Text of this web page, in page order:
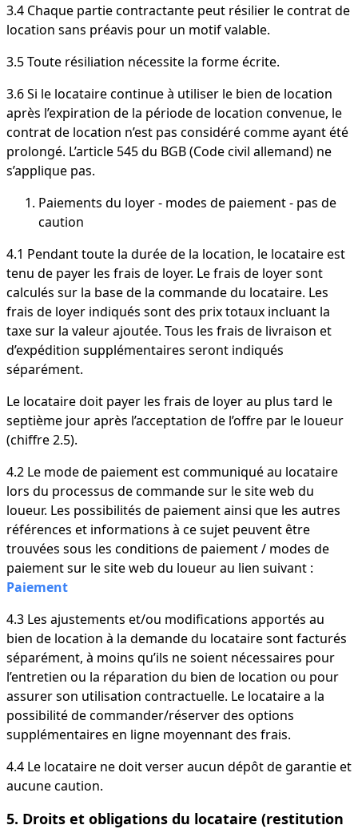
3.4 Chaque partie contractante peut résilier le contrat de
location sans préavis pour un motif valable.
3.5 Toute résiliation nécessite la forme écrite.
3.6 Si le locataire continue à utiliser le bien de location
après l’expiration de la période de location convenue, le
contrat de location n’est pas considéré comme ayant été
prolongé. L’article 545 du BGB (Code civil allemand) ne
s’applique pas.
Paiements du loyer - modes de paiement - pas de
caution
4.1 Pendant toute la durée de la location, le locataire est
tenu de payer les frais de loyer. Le frais de loyer sont
calculés sur la base de la commande du locataire. Les
frais de loyer indiqués sont des prix totaux incluant la
taxe sur la valeur ajoutée. Tous les frais de livraison et
d’expédition supplémentaires seront indiqués
séparément.
Le locataire doit payer les frais de loyer au plus tard le
septième jour après l’acceptation de l’offre par le loueur
(chiffre 2.5).
4.2 Le mode de paiement est communiqué au locataire
lors du processus de commande sur le site web du
loueur. Les possibilités de paiement ainsi que les autres
références et informations à ce sujet peuvent être
trouvées sous les conditions de paiement / modes de
paiement sur le site web du loueur au lien suivant :
Paiement
4.3 Les ajustements et/ou modifications apportés au
bien de location à la demande du locataire sont facturés
séparément, à moins qu’ils ne soient nécessaires pour
l’entretien ou la réparation du bien de location ou pour
assurer son utilisation contractuelle. Le locataire a la
possibilité de commander/réserver des options
supplémentaires en ligne moyennant des frais.
4.4 Le locataire ne doit verser aucun dépôt de garantie et
aucune caution.
5. Droits et obligations du locataire (restitution